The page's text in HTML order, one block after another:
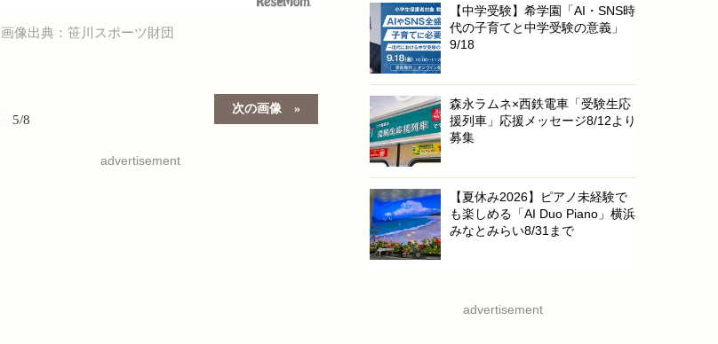
画像出典：笹川スポーツ財団
次の画像
5/8
advertisement
【中学受験】希学園「AI・SNS時
代の子育てと中学受験の意義」
9/18
森永ラムネ×西鉄電車「受験生応
援列車」応援メッセージ8/12より
募集
【夏休み2026】ピアノ未経験で
も楽しめる「AI Duo Piano」横浜
みなとみらい8/31まで
advertisement